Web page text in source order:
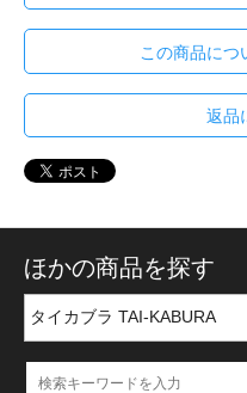
この商品につ
返品
ほかの商品を探す